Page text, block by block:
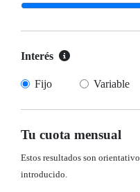
Interés
Fijo Variable
Tu cuota mensual
Estos resultados son
introducido.